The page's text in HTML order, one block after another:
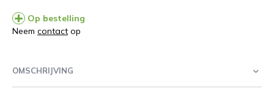
Op bestelling
Neem contact op
OMSCHRIJVING